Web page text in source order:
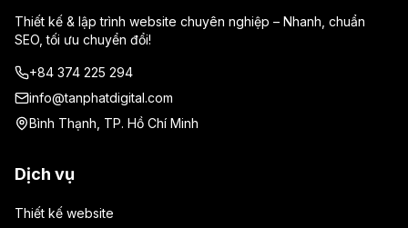
Thiết kế & lập trình website chuyên nghiệp – Nhanh, chuẩn
SEO, tối ưu chuyển đổi!
+84 374 225 294
info@tanphatdigital.com
Bình Thạnh, TP. Hồ Chí Minh
Dịch vụ
Thiết kế website